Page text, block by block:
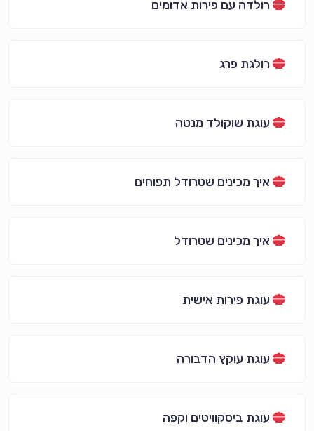
רולדה עם פירות אדומים
רולגת פרג
עוגת שוקולד מנטה
איך מכינים שטרודל תפוחים
איך מכינים שטרודל
עוגת פירות אישית
עוגת עוקץ הדבורה
עוגת ביסקוויטים וקפה